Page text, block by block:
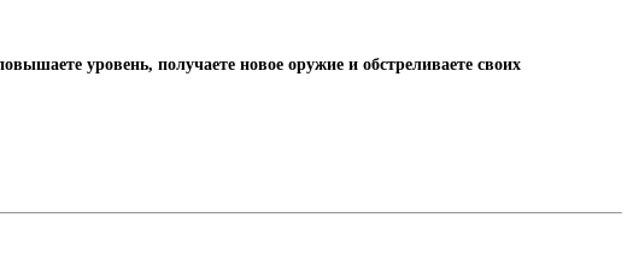
уровень, получаете новое оружие и обстреливаете своих